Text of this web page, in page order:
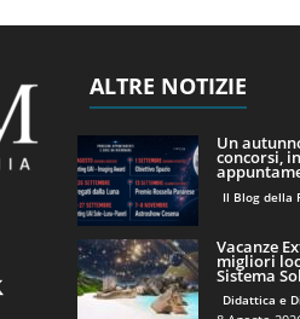
ALTRE NOTIZIE
Un
concorsi,
Il Blog della
Vacanze
migliori
Sistema
Didattica e